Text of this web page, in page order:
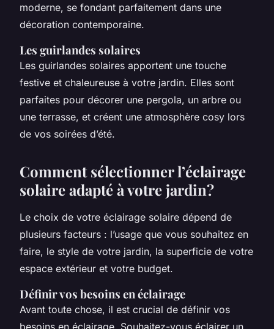
moderne, se fondant parfaitement dans une
décoration contemporaine.
Les guirlandes solaires
Les guirlandes solaires apportent une touche
festive et chaleureuse à votre jardin. Elles sont
parfaites pour décorer une pergola, un arbre ou
une terrasse, et créent une atmosphère cosy lors
de vos soirées d’été.
Comment sélectionner l’éclairage
solaire adapté à votre jardin?
Le choix de votre éclairage solaire dépend de
plusieurs facteurs : l’usage que vous souhaitez en
faire, le style de votre jardin, la superficie de votre
espace extérieur et votre budget.
Définir vos besoins en éclairage
Avant toute chose, il est crucial de définir vos
besoins en éclairage. Souhaitez-vous éclairer un